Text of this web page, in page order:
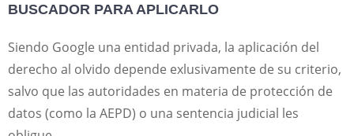
BUSCADOR PARA APLICARLO
Siendo Google una entidad privada, la aplicación del
derecho al olvido depende exlusivamente de su criterio,
salvo que las autoridades en materia de protección de
datos (como la AEPD) o una sentencia judicial les